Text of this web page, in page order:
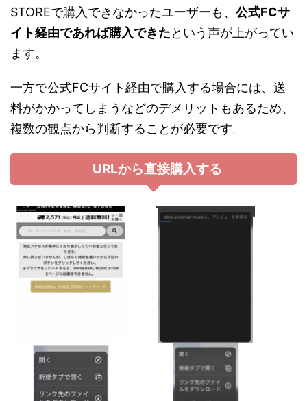
STOREで購入できなかったユーザーも、 公式FCサ
イト経由であれば購入できたという声が上がってい
ます。
一方で公式FCサイト経由で購入する場合には、送
料がかかってしまうなどのデメリットもあるため、
複数の観点から判断することが必要です。
URLから直接購入する